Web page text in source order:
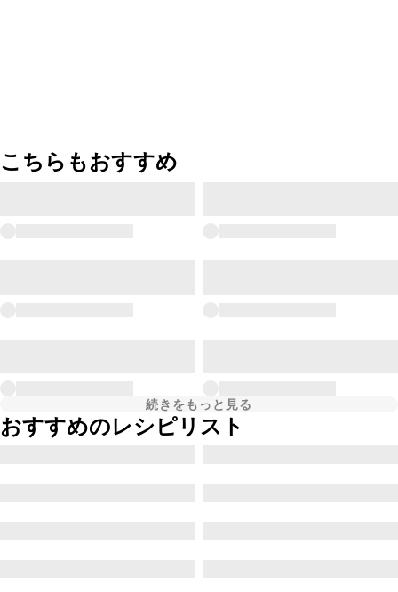
こちらもおすすめ
続きをもっと見る
おすすめのレシピリスト